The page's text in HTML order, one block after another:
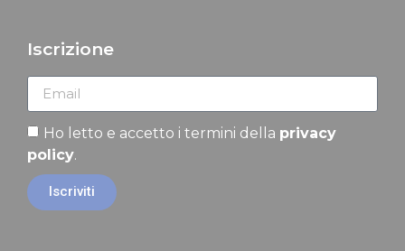
Iscrizione
Ho letto e accetto i termini della privacy
policy.
Iscriviti